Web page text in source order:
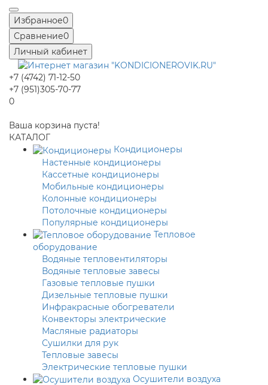
Избранное0
Сравнение0
Личный кабинет
+7 (4742) 71-12-50
+7 (951)305-70-77
0
Ваша корзина пуста!
КАТАЛОГ
Кондиционеры
Настенные кондиционеры
Кассетные кондиционеры
Мобильные кондиционеры
Колонные кондиционеры
Потолочные кондиционеры
Популярные кондиционеры
Тепловое
оборудование
Водяные тепловентиляторы
Водяные тепловые завесы
Газовые тепловые пушки
Дизельные тепловые пушки
Инфракрасные обогреватели
Конвекторы электрические
Масляные радиаторы
Сушилки для рук
Тепловые завесы
Электрические тепловые пушки
Осушители воздуха